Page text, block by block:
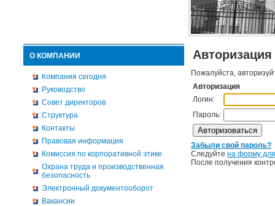
О КОМПАНИИ
Компания сегодня
Руководство
Совет директоров
Структура
Контакты
Правовая информация
Комиссия по корпоративной этике
Охрана труда и производственная
безопасность
Электронный документооборот
Вакансии
Авторизация
Пожалуйста,
Авторизация
Логин:
Пароль:
Забыли свой пароль?
Следуйте на форму
После получения